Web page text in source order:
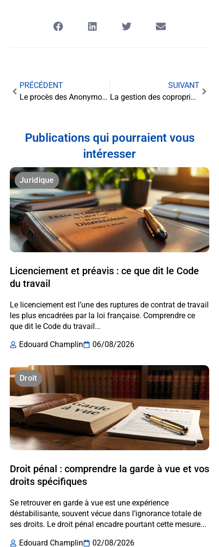
PRÉCÉDENT
Le procès des Anonymous : activisme numérique sous surveillance
SUIVANT
La gestion des copropriétés en difficulté : enjeux et solutions
Publications qui pourraient vous
intéresser
Juridique
Licenciement et préavis : ce que dit le Code
du travail
Le licenciement est l’une des ruptures de contrat de travail
les plus encadrées par la loi française. Comprendre ce
que dit le Code du travail...
Edouard Champlin
06/08/2026
Droit
Droit pénal : comprendre la garde à vue et vos
droits spécifiques
Se retrouver en garde à vue est une expérience
déstabilisante, souvent vécue dans l’ignorance totale de
ses droits. Le droit pénal encadre pourtant cette mesure...
Edouard Champlin
02/08/2026